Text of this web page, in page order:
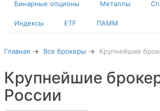
Бинарные опционы Металлы
Индексы ETF ПАММ
Главная Все брокеры Крупнейшие
Крупнейшие
России